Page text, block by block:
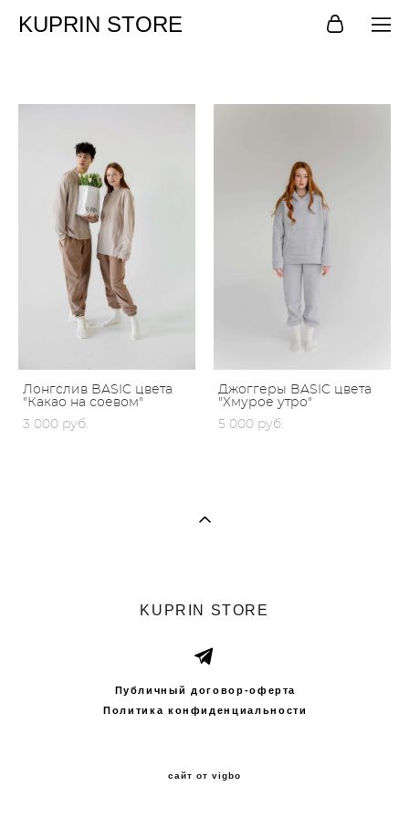
KUPRIN STORE
Лонгслив BASIC цвета
"Какао на соевом"
3 000 pуб.
Джоггеры BASIC цвета
"Хмурое утро"
5 000 pуб.
KUPRIN STORE
Публичный договор-оферта
Политика конфиденциальности
сайт от vigbo